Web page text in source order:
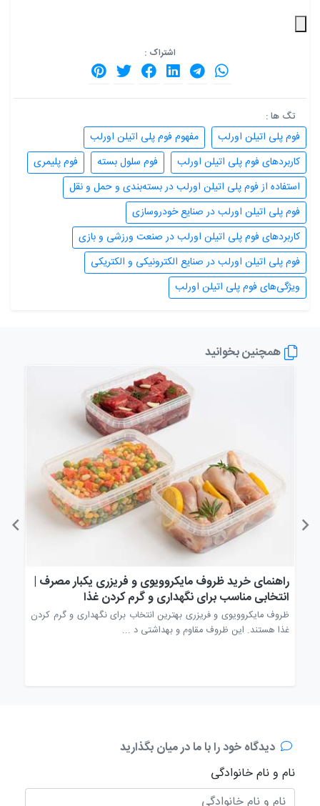
اشتراک :
تگ ها :
فوم پلی اتیلن اورلب
مفهوم فوم پلی اتیلن اورلب
کاربردهای فوم پلی اتیلن اورلب
فوم سلول بسته
فوم پلیمری
استفاده از فوم پلی اتیلن اورلب در بسته‌بندی و حمل و نقل
فوم پلی اتیلن اورلب در صنایع خودروسازی
کاربردهای فوم پلی اتیلن اورلب در صنعت ورزشی و بازی
فوم پلی اتیلن اورلب در صنایع الکترونیکی و الکتریکی
ویژگی‌های فوم پلی اتیلن اورلب
همچنین بخوانید
راهنمای خرید ظروف مایکروویوی و فریزری یکبار مصرف |
انتخابی مناسب برای نگهداری و گرم کردن غذا
ظروف مایکروویوی و فریزری بهترین انتخاب برای نگهداری و گرم کردن
غذا هستند. این ظروف مقاوم و بهداشتی د ...
دیدگاه خود را با ما در میان بگذارید
نام و نام خانوادگی